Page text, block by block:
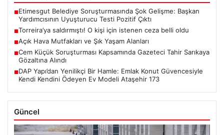
■Etimesgut Belediye Soruşturmasında Şok Gelişme: Başkan
Yardımcısının Uyuşturucu Testi Pozitif Çıktı
■Torreira’ya saldırmıştı! O kişi için istenen ceza belli oldu
■Açık Hava Mutfakları ve Şık Yaşam Alanları
■Cem Küçük Soruşturması Kapsamında Gazeteci Tahir Sarıkaya
Gözaltına Alındı
■DAP Yapı’dan Yenilikçi Bir Hamle: Emlak Konut Güvencesiyle
Kendi Kendini Ödeyen Ev Modeli Ataşehir 173
Güncel